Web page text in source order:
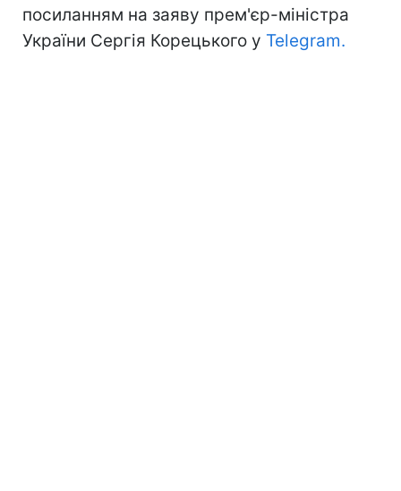
посиланням на заяву прем'єр-міністра
України Сергія Корецького у Telegram.